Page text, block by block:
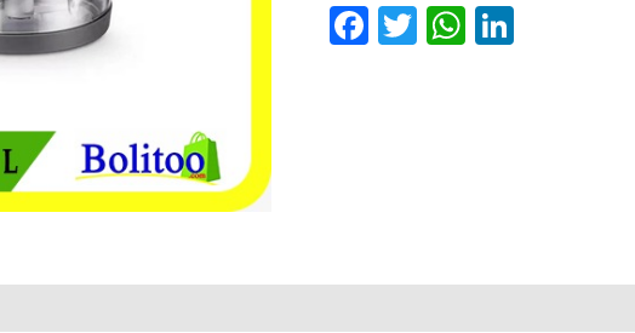
Facebook
TwitterWhatsApp